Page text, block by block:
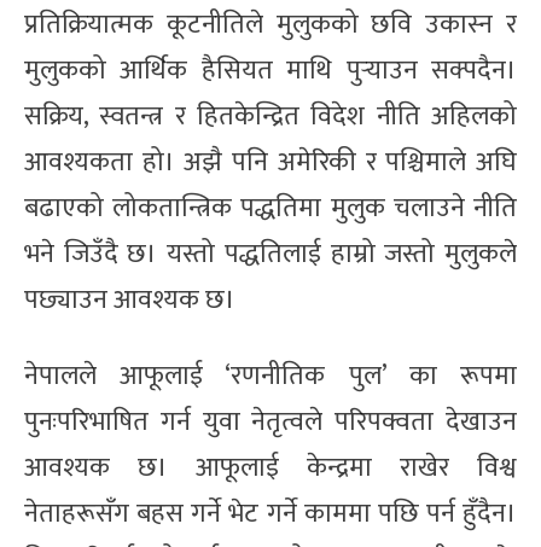
प्रतिक्रियात्मक कूटनीतिले मुलुकको छवि उकास्न र
मुलुकको आर्थिक हैसियत माथि पुर्‍याउन सक्पदैन।
सक्रिय, स्वतन्त्र र हितकेन्द्रित विदेश नीति अहिलको
आवश्यकता हो। अझै पनि अमेरिकी र पश्चिमाले अघि
बढाएको लोकतान्त्रिक पद्धतिमा मुलुक चलाउने नीति
भने जिउँदै छ। यस्तो पद्धतिलाई हाम्रो जस्तो मुलुकले
पछ्याउन आवश्यक छ।
नेपालले आफूलाई ‘रणनीतिक पुल’ का रूपमा
पुनःपरिभाषित गर्न युवा नेतृत्वले परिपक्वता देखाउन
आवश्यक छ। आफूलाई केन्द्रमा राखेर विश्व
नेताहरूसँग बहस गर्ने भेट गर्ने काममा पछि पर्न हुँदैन।